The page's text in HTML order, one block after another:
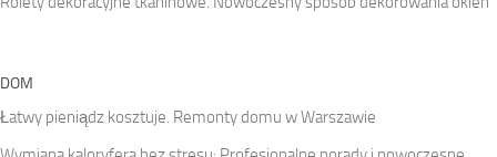
DOM
Łatwy pieniądz kosztuje. Remonty domu w Warszawie